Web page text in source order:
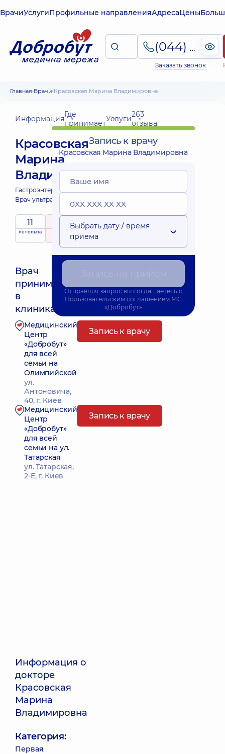
ВрачиУслугиПрофильные направленияАдресаЦены
(044) 495-2-888
Заказать звонок
Главная Врачи Красовская Марина Владимировна
ИнформацияГде
принимаетУслуги263
отзыва
Красовская
Марина
Владимировна
Гастроэнтеролог;
Врач ультразвуковой диагностики;
11
лет опыта
5 / 5
на основе
263 отзыва
Выездные
Врач
принимает
в
клиниках:
Ближайшее время приема: Завтра о 16:00
Медицинский
Центр
«Добробут»
для всей
семьи на
Олимпийской
ул.
Антоновича,
40, г. Киев
Запись к врачу
Медицинский
Центр
«Добробут»
для всей
семьи на ул.
Татарская
ул. Татарская,
2-Е, г. Киев
Запись к врачу
Информация о
докторе
Красовская
Марина
Владимировна
Категория:
Первая
Запись к врачу
Красовская Марина Владимировна
Выбрать дату / время
приема
Отправляя запрос вы соглашаетесь с
Пользовательским соглашением МС
«Добробут»